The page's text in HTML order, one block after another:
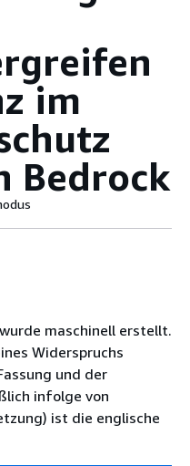
im
Bedrock
maschinell erstellt.
Widerspruchs
und der
infolge von
ist die englische